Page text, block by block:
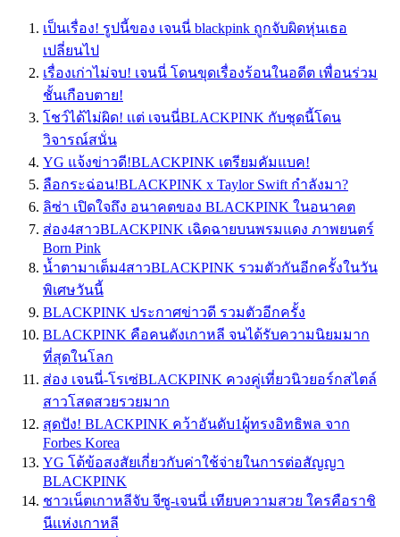
เป็นเรื่อง! รูปนี้ของ เจนนี่ blackpink ถูกจับผิดหุ่นเธอ
เปลี่ยนไป
เรื่องเก่าไม่จบ! เจนนี่ โดนขุดเรื่องร้อนในอดีต เพื่อนร่วม
ชั้นเกือบตาย!
โชว์ได้ไม่ผิด! เเต่ เจนนี่BLACKPINK กับชุดนี้โดน
วิจารณ์สนั่น
YG แจ้งข่าวดี!BLACKPINK เตรียมคัมแบค!
ลือกระฉ่อน!BLACKPINK x Taylor Swift กำลังมา?
ลิซ่า เปิดใจถึง อนาคตของ BLACKPINK ในอนาคต
ส่อง4สาวBLACKPINK เฉิดฉายบนพรมแดง ภาพยนตร์
Born Pink
น้ำตามาเต็ม4สาวBLACKPINK รวมตัวกันอีกครั้งในวัน
พิเศษวันนี้
BLACKPINK ประกาศข่าวดี รวมตัวอีกครั้ง
BLACKPINK คือคนดังเกาหลี จนได้รับความนิยมมาก
ที่สุดในโลก
ส่อง เจนนี่-โรเซ่BLACKPINK ควงคู่เที่ยวนิวยอร์กสไตล์
สาวโสดสวยรวยมาก
สุดปัง! BLACKPINK คว้าอันดับ1ผู้ทรงอิทธิพล จาก
Forbes Korea
YG โต้ข้อสงสัยเกี่ยวกับค่าใช้จ่ายในการต่อสัญญา
BLACKPINK
ชาวเน็ตเกาหลีจับ จีซู-เจนนี่ เทียบความสวย ใครคือราชิ
นีเเห่งเกาหลี